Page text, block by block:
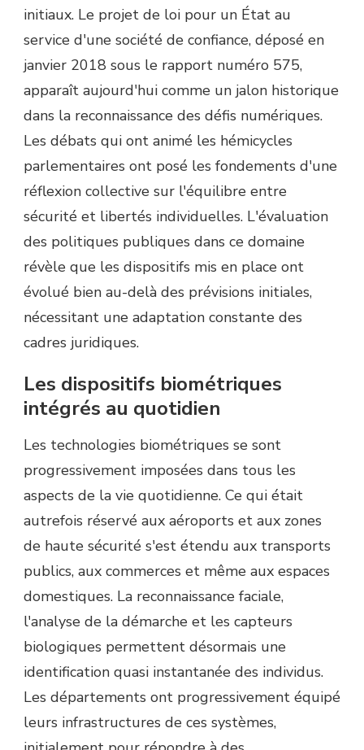
initiaux. Le projet de loi pour un État au
service d'une société de confiance, déposé en
janvier 2018 sous le rapport numéro 575,
apparaît aujourd'hui comme un jalon historique
dans la reconnaissance des défis numériques.
Les débats qui ont animé les hémicycles
parlementaires ont posé les fondements d'une
réflexion collective sur l'équilibre entre
sécurité et libertés individuelles. L'évaluation
des politiques publiques dans ce domaine
révèle que les dispositifs mis en place ont
évolué bien au-delà des prévisions initiales,
nécessitant une adaptation constante des
cadres juridiques.
Les dispositifs biométriques
intégrés au quotidien
Les technologies biométriques se sont
progressivement imposées dans tous les
aspects de la vie quotidienne. Ce qui était
autrefois réservé aux aéroports et aux zones
de haute sécurité s'est étendu aux transports
publics, aux commerces et même aux espaces
domestiques. La reconnaissance faciale,
l'analyse de la démarche et les capteurs
biologiques permettent désormais une
identification quasi instantanée des individus.
Les départements ont progressivement équipé
leurs infrastructures de ces systèmes,